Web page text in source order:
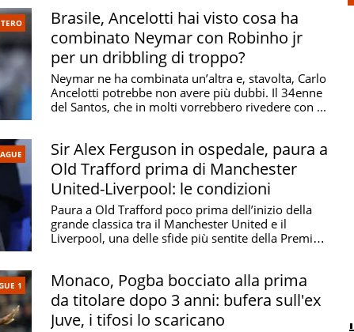
Brasile, Ancelotti hai visto cosa ha
combinato Neymar con Robinho jr
per un dribbling di troppo?
Neymar ne ha combinata un’altra e, stavolta, Carlo
Ancelotti potrebbe non avere più dubbi. Il 34enne
del Santos, che in molti vorrebbero rivedere con ...
Sir Alex Ferguson in ospedale, paura a
Old Trafford prima di Manchester
United-Liverpool: le condizioni
Paura a Old Trafford poco prima dell’inizio della
grande classica tra il Manchester United e il
Liverpool, una delle sfide più sentite della Premier
1
Monaco, Pogba bocciato alla prima
da titolare dopo 3 anni: bufera sull'ex
Juve, i tifosi lo scaricano